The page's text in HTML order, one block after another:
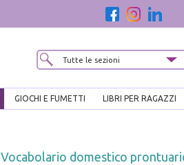
GIOCHI E FUMETTI LIBRI PER RAGAZZI
Vocabolario domestico